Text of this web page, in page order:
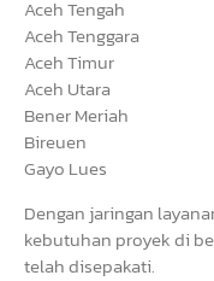
Aceh Tengah
Aceh Tenggara
Aceh Timur
Aceh Utara
Bener Meriah
Bireuen
Gayo Lues
Dengan jaringan
kebutuhan proyek di
telah disepakati.